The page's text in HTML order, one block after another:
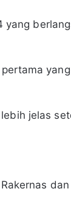
yang
jelas
dan